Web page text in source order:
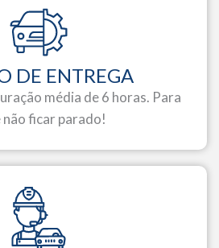
DE ENTREGA
média de 6 horas. Para
não ficar parado!